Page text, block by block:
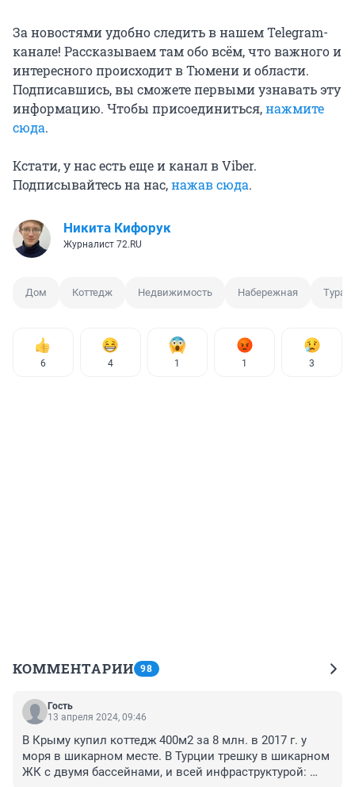
За новостями удобно следить в нашем Telegram-
канале! Рассказываем там обо всём, что важного и
интересного происходит в Тюмени и области.
Подписавшись, вы сможете первыми узнавать эту
информацию. Чтобы присоединиться,нажмите
сюда.
Кстати, у нас есть еще и канал в Viber.
Подписывайтесь на нас,нажав сюда.
Никита Кифорук
Журналист 72.RU
Дом Коттедж Недвижимость Набережная Тура
6 4 1 1 3
КОММЕНТАРИИ 98
Гость
13 апреля 2024, 09:46
В Крыму купил коттедж 400м2 за 8 млн. в 2017 г. у
моря в шикарном месте. В Турции трешку в шикарном
ЖК с двумя бассейнами, и всей инфраструктурой: